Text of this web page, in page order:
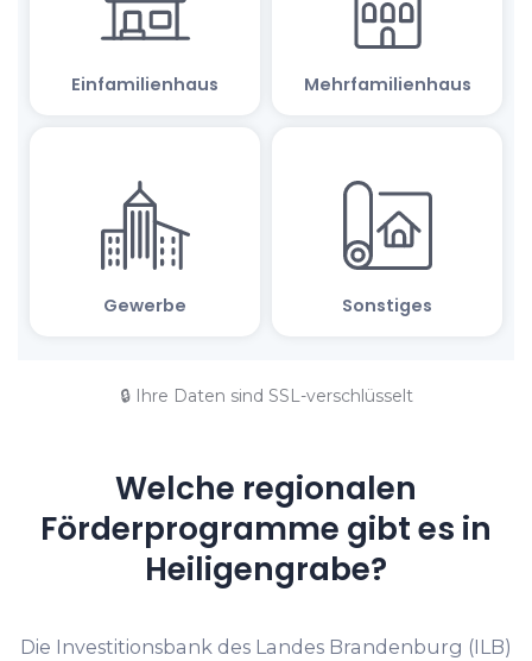
🔒 Ihre Daten sind SSL-verschlüsselt
Welche regionalen
Förderprogramme gibt es in
Heiligengrabe?
Die Investitionsbank des Landes Brandenburg (ILB)